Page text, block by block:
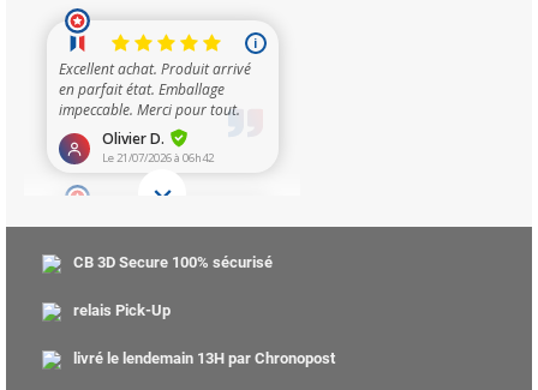
CB 3D Secure 100% sécurisé
relais Pick-Up
livré le lendemain 13H par Chronopost